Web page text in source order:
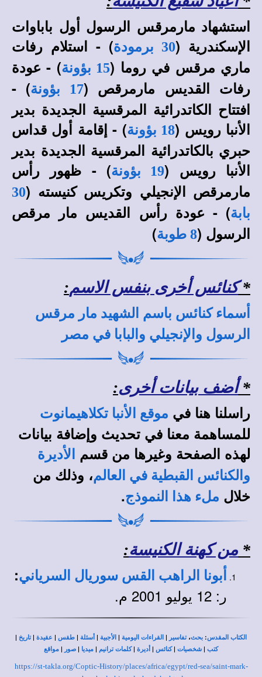
استشهاد مارمرقس الرسول أول باباوات
الإسكندرية (30 برمودة
) - استلام رفات
ماري مرقس في روما (15 بؤونة
) - عودة
رفات القديس مارمرقص (17 بؤونة
) -
افتتاح الكاتدرائية المرقسية الجديدة بدير
الأنبا رويس (18 بؤونة
) - إقامة أول قداس
حبري بالكاتدرائية المرقسية الجديدة بدير
الأنبا رويس (19 بؤونة
) - ظهور رأس
مارمرقص الإنجيلي وتكريس كنيسته (30
بابة) - عودة رأس القديس مار مرقص
الرسول (8 طوبة )
*كنائس أخرى بنفس الاسم:
أسماء كنائس باسم الشهيد مار مرقس
الرسول والإنجيلي والبابا في مصر
*أضف بيانات أخرى:
راسلنا هنا في موقع الأنبا تكلاهيمانوت
للمساهمة معنا في تحديث وإضافة بيانات
لهذه الصفحة وغيرها من قسم
الأديرة
والكنائس القبطية في العالم، وذلك من
خلال ملء هذا النموذج.
* من كهنة الكنيسة:
أبونا الراهب القس سوريال السرياني:
ر: 12 يوليو 2001 م.
الكتاب المقدس: بحث،تفاسير | القراءات اليومية | الأجبية | أسئلة | طقس | عقيدة |تاريخ |
كتب | شخصيات |كنائس | أديرة |كلمات ترانيم | ميديا | صور | مواقع
https://st-takla.org/Coptic-History/places/africa/egypt/red-sea/saint-mark-